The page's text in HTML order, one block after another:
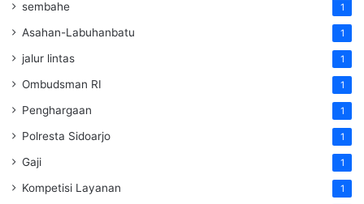
sembahe 1
Asahan-Labuhanbatu 1
jalur lintas 1
Ombudsman RI 1
Penghargaan 1
Polresta Sidoarjo 1
Gaji 1
Kompetisi Layanan 1